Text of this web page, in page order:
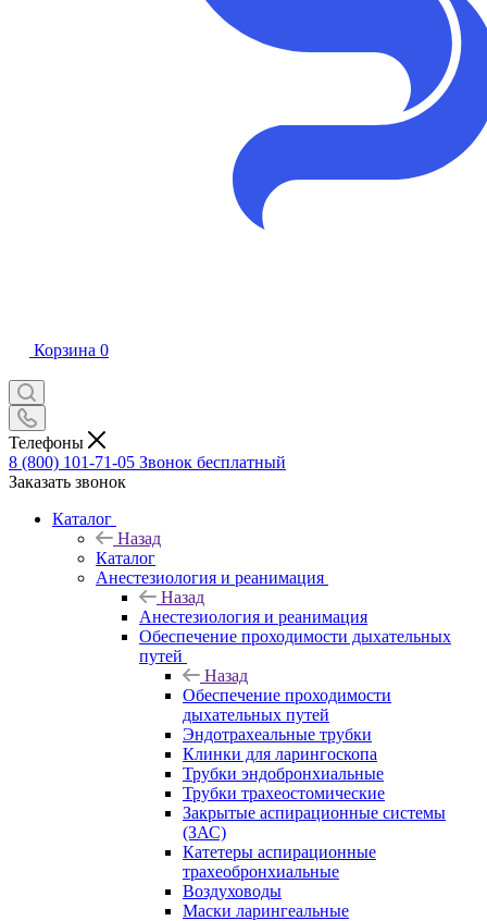
Корзина 0
Телефоны
8 (800) 101-71-05 Звонок бесплатный
Заказать звонок
Каталог
Назад
Каталог
Анестезиология и реанимация
Назад
Анестезиология и реанимация
Обеспечение проходимости дыхательных
путей
Назад
Обеспечение проходимости
дыхательных путей
Эндотрахеальные трубки
Клинки для ларингоскопа
Трубки эндобронхиальные
Трубки трахеостомические
Закрытые аспирационные системы
(ЗАС)
Катетеры аспирационные
трахеобронхиальные
Воздуховоды
Маски ларингеальные